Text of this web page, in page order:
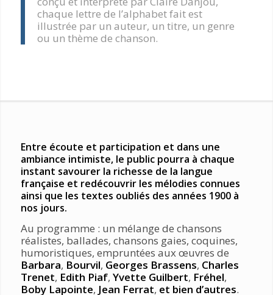
chaque lettre de l’alphabet fait est
illustrée par un auteur, un titre, un genre
ou un thème de chanson.
Entre écoute et participation et dans une
ambiance intimiste, le public pourra à chaque
instant savourer la richesse de la langue
française et redécouvrir les mélodies connues
ainsi que les textes oubliés des années 1900 à
nos jours.
Au programme : un mélange de chansons
réalistes, ballades, chansons gaies, coquines,
humoristiques, empruntées aux œuvres de
Barbara, Bourvil, Georges Brassens, Charles
Trenet, Edith Piaf, Yvette Guilbert, Fréhel,
Boby Lapointe, Jean Ferrat, et bien d’autres.